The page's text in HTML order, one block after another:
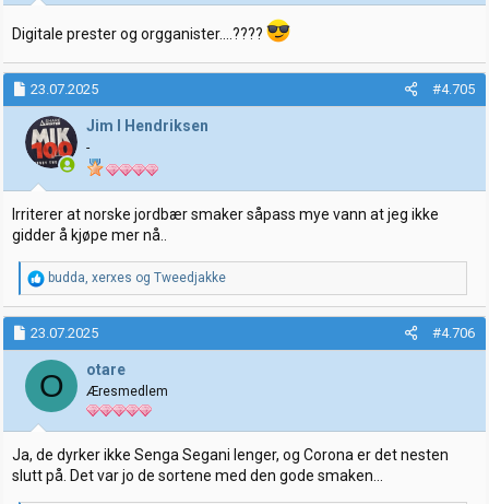
Digitale prester og orgganister....????
23.07.2025 #4.705
Jim I Hendriksen
-
Irriterer at norske jordbær smaker såpass mye vann at jeg ikke
gidder å kjøpe mer nå..
R
e
a
k
s
j
o
n
e
r
:
budda, xerxes og Tweedjakke
23.07.2025 #4.706
O otare
Æresmedlem
Ja, de dyrker ikke Senga Segani lenger, og Corona er det nesten
slutt på. Det var jo de sortene med den gode smaken...